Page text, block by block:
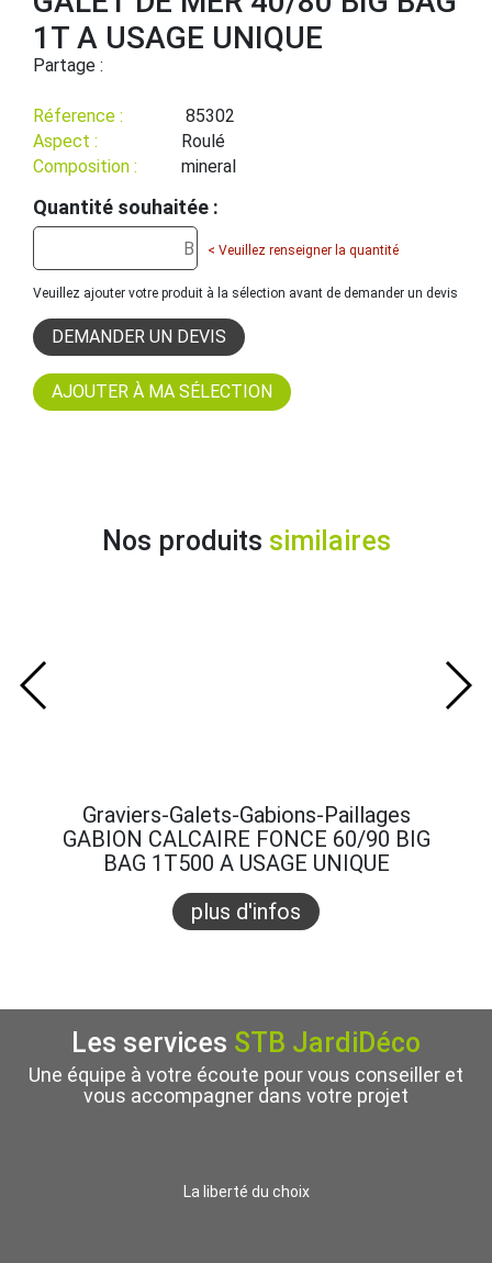
1T A USAGE UNIQUE
Partage :
Réference :
85302
Aspect :
Roulé
Composition :
mineral
Quantité souhaitée :
< Veuillez renseigner la quantité
Veuillez ajouter votre produit à la sélection avant de demander un devis
DEMANDER UN DEVIS
Nos produits similaires
Graviers-Galets-Gabions-Paillages
GABION CALCAIRE FONCE 60/90 BIG
BAG 1T500 A USAGE UNIQUE
plus d'infos
Les services STB JardiDéco
Une équipe à votre écoute pour vous conseiller et
vous accompagner dans votre projet
La liberté du choix